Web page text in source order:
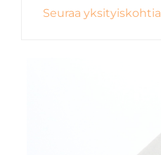
Seuraa yksityiskohtia